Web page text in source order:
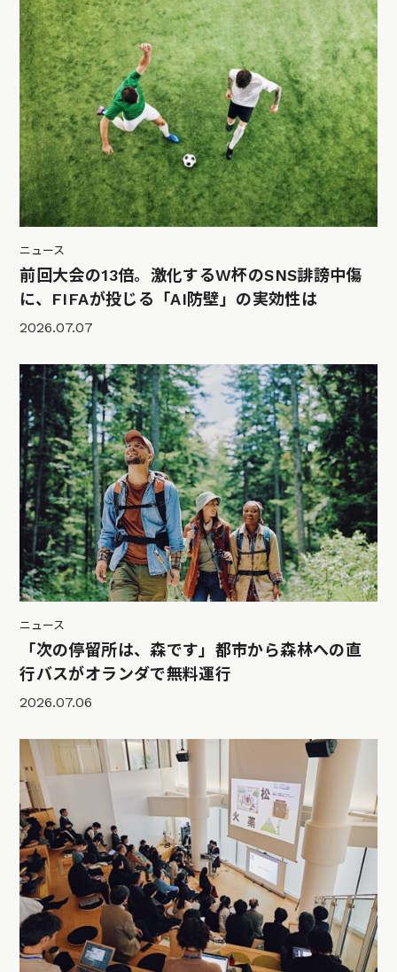
ニュース
前回大会の13倍。激化するW杯のSNS誹謗中傷
に、FIFAが投じる「AI防壁」の実効性は
2026.07.07
ニュース
「次の停留所は、森です」都市から森林への直
行バスがオランダで無料運行
2026.07.06